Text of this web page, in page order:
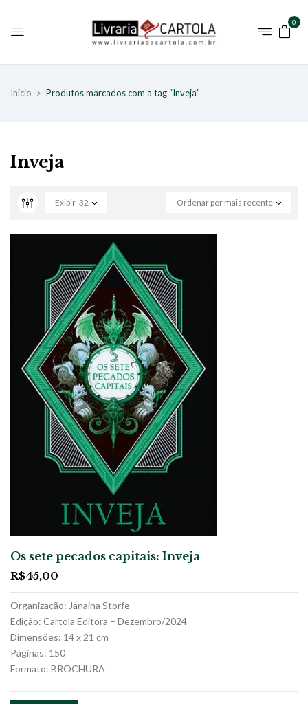
0
Início Produtos marcados com a tag “Inveja”
Inveja
Ordenar por mais recente
Exibir 32
Os sete pecados capitais: Inveja
R$45,00
Organização: Janaina Storfe
Edição: Cartola Editora – Dezembro/2024
Dimensões: 14 x 21 cm
Páginas: 150
Formato: BROCHURA